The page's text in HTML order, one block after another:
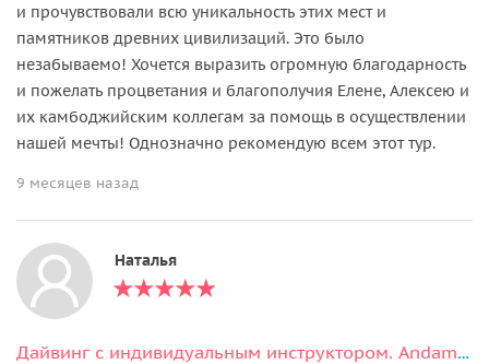
и прочувствовали всю уникальность этих мест и
памятников древних цивилизаций. Это было
незабываемо! Хочется выразить огромную благодарность
и пожелать процветания и благополучия Елене, Алексею и
их камбоджийским коллегам за помощь в осуществлении
нашей мечты! Однозначно рекомендую всем этот тур.
9 месяцев назад
Наталья
Дайвинг с индивидуальным инструктором. Andaman Diving&Travel Company